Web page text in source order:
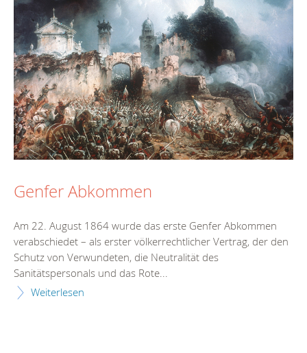
Genfer Abkommen
Am 22. August 1864 wurde das erste Genfer Abkommen
verabschiedet – als erster völkerrechtlicher Vertrag, der den
Schutz von Verwundeten, die Neutralität des
Sanitätspersonals und das Rote...
Weiterlesen